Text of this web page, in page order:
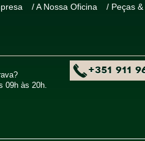
/ A Nossa Oficina / Peças
09h às 20h.
+351 911